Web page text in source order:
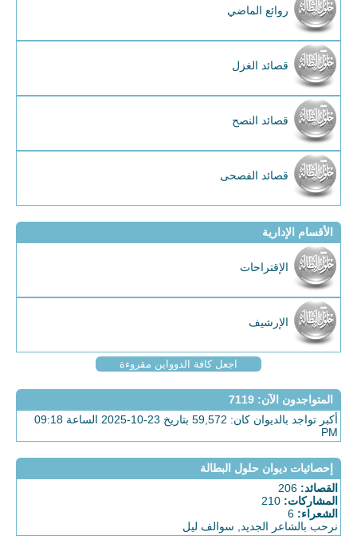
روائع الماضي
قصائد الغزل
قصائد النصح
قصائد الفصحى
الأقسام الإدارية
الإقتراحات
الإرشيف
اجعل كافة الدوواين مقروءة
المتواجدون الآن: 7119
أكبر تواجد بالديوان كان: 59,572 بتاريخ 23-10-2025 الساعة 09:18
PM
إحصائيات ديوان حلول البطالة
القصائد:
المشاركات:
الشعراء:
نرحب بالشاعر الجديد, سوالف ليل